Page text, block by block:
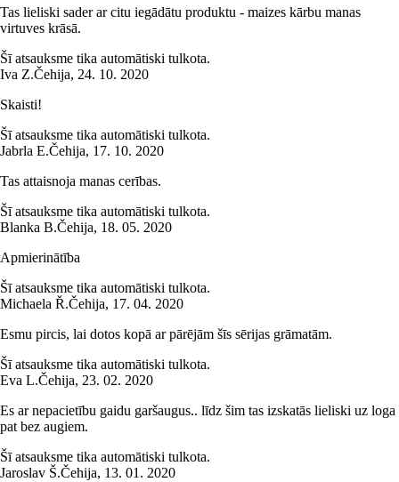
Tas lieliski sader ar citu iegādātu produktu - maizes kārbu manas
virtuves krāsā.
Šī atsauksme tika automātiski tulkota.
Iva Z.Čehija, 24. 10. 2020
Skaisti!
Šī atsauksme tika automātiski tulkota.
Jabrla E.Čehija, 17. 10. 2020
Tas attaisnoja manas cerības.
Šī atsauksme tika automātiski tulkota.
Blanka B.Čehija, 18. 05. 2020
Apmierinātība
Šī atsauksme tika automātiski tulkota.
Michaela Ř.Čehija, 17. 04. 2020
Esmu pircis, lai dotos kopā ar pārējām šīs sērijas grāmatām.
Šī atsauksme tika automātiski tulkota.
Eva L.Čehija, 23. 02. 2020
Es ar nepacietību gaidu garšaugus.. līdz šim tas izskatās lieliski uz loga
pat bez augiem.
Šī atsauksme tika automātiski tulkota.
Jaroslav Š.Čehija, 13. 01. 2020